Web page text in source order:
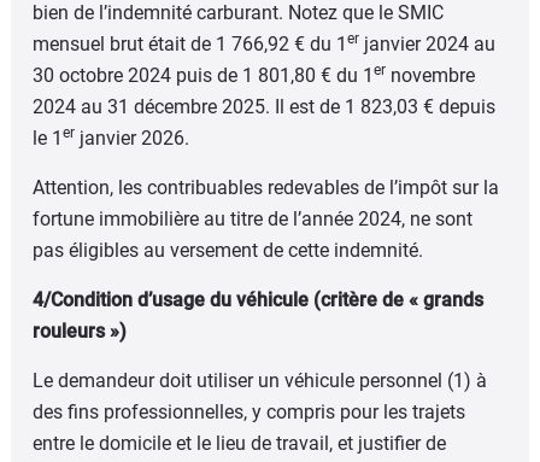
bien de l’indemnité carburant. Notez que le SMIC
mensuel brut était de 1 766,92 € du 1 er janvier 2024 au
30 octobre 2024 puis de 1 801,80 € du 1 er novembre
2024 au 31 décembre 2025. Il est de 1 823,03 € depuis
le 1 er janvier 2026.
Attention, les contribuables redevables de l’impôt sur la
fortune immobilière au titre de l’année 2024, ne sont
pas éligibles au versement de cette indemnité.
4/Condition d’usage du véhicule (critère de « grands
rouleurs »)
Le demandeur doit utiliser un véhicule personnel (1) à
des fins professionnelles, y compris pour les trajets
entre le domicile et le lieu de travail, et justifier de